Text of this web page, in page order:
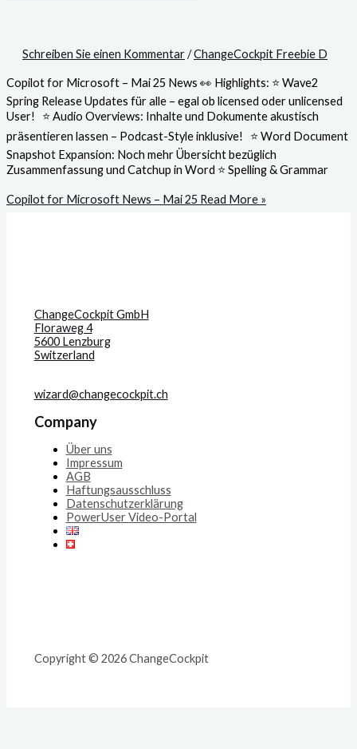
Schreiben Sie einen Kommentar/ChangeCockpit Freebie D
Copilot for Microsoft – Mai 25 News 👀 Highlights: ⭐ Wave2
Spring Release Updates für alle – egal ob licensed oder unlicensed
User! ⭐ Audio Overviews: Inhalte und Dokumente akustisch
präsentieren lassen – Podcast-Style inklusive! ⭐ Word Document
Snapshot Expansion: Noch mehr Übersicht bezüglich
Zusammenfassung und Catchup in Word ⭐ Spelling & Grammar
Copilot for Microsoft News – Mai 25 Read More »
ChangeCockpit GmbH
Floraweg 4
5600 Lenzburg
Switzerland
wizard@changecockpit.ch
Company
Über uns
Impressum
AGB
Haftungsausschluss
Datenschutzerklärung
PowerUser Video-Portal
Copyright © 2026 ChangeCockpit